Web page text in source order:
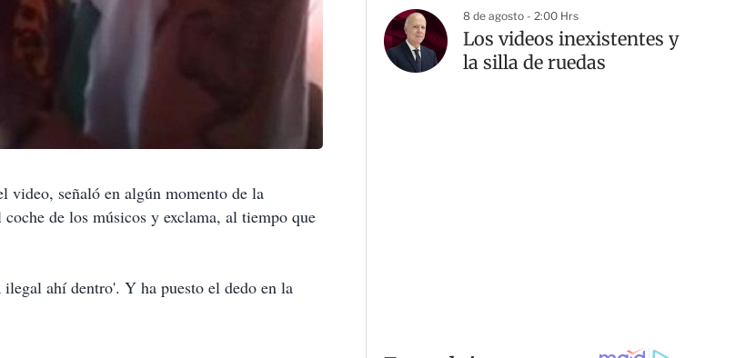
video, señaló en algún momento de la
de los músicos y exclama, al tiempo que
ilegal ahí dentro'. Y ha puesto el dedo en la
8 de agosto - 2:00 Hrs
Los videos inexistentes y
la silla de ruedas